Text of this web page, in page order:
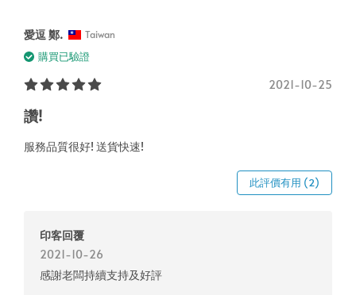
愛逗 鄭. Taiwan
購買已驗證
2021-10-25
讚!
服務品質很好! 送貨快速!
此評價有用 (2)
印客回覆
2021-10-26
感謝老闆持續支持及好評